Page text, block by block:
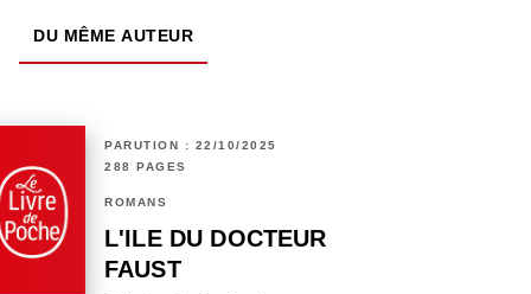
DU MÊME AUTEUR
PARUTION : 22/10/2025
288 PAGES
ROMANS
L'ILE DU DOCTEUR
FAUST